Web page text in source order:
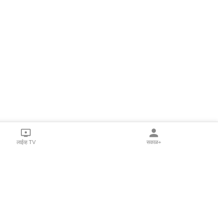
लाईव्ह TV सकाळ+